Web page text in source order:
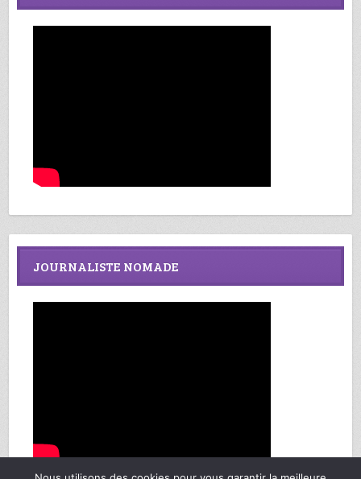
JOURNALISTE NOMADE